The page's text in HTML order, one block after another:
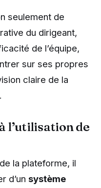
seulement de
du dirigeant,
de l’équipe,
sur ses propres
claire de la
l’utilisation de
la plateforme, il
d’un système